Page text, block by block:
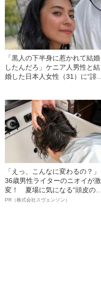
「黒人の下半身に惹かれて結婚
したんだろ」ケニア人男性と結
婚した日本人女性（31）に“誹謗
「えっ、こんなに変わるの？」
36歳男性ライターのニオイが激
変！ 夏場に気になる“頭皮のニ
オイ”や“ベタつき”を解消す
PR（株式会社スヴェンソン）